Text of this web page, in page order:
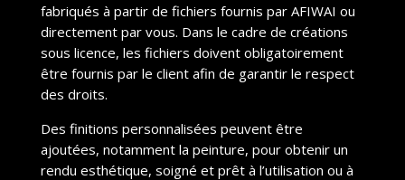
fabriqués à partir de fichiers fournis par AFIWAI ou
directement par vous. Dans le cadre de créations
sous licence, les fichiers doivent obligatoirement
être fournis par le client afin de garantir le respect
des droits.
Des finitions personnalisées peuvent être
ajoutées, notamment la peinture, pour obtenir un
rendu esthétique, soigné et prêt à l’utilisation ou à